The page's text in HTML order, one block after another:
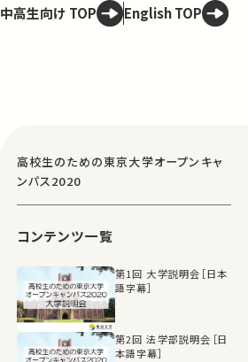
中高生向け TOP English TOP
高校生のための東京大学オープンキャ
ンパス2020
コンテンツ一覧
第1回 大学説明会［日本
語字幕］
第2回 法学部説明会［日
本語字幕］